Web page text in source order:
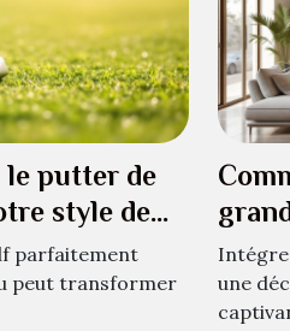
le putter de
style de
parfaitement
peut transformer
une